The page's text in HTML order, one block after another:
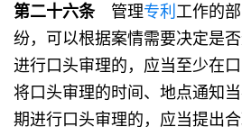
第二十六条管理专利 工作的
纷，可以根据案情需要决定是
进行口头审理的，应当至少在
将口头审理的时间、地点通知
期进行口头审理的，应当提出